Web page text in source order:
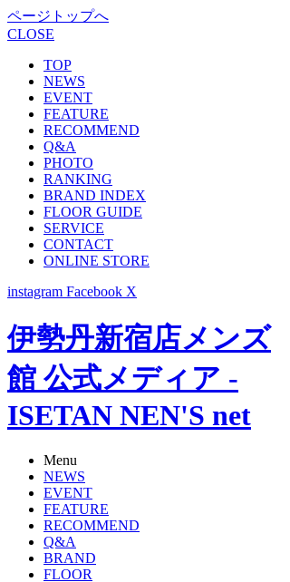
ページトップへ
CLOSE
TOP
NEWS
EVENT
FEATURE
RECOMMEND
Q&A
PHOTO
RANKING
BRAND INDEX
FLOOR GUIDE
SERVICE
CONTACT
ONLINE STORE
instagram Facebook X
伊勢丹新宿店メンズ
館 公式メディア -
ISETAN NEN'S net
Menu
NEWS
EVENT
FEATURE
RECOMMEND
Q&A
BRAND
FLOOR